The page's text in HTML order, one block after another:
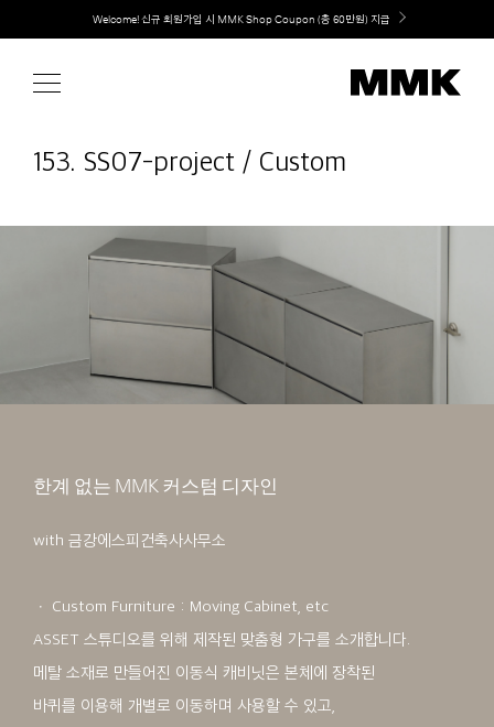
content
취향대로 완성하는 커스텀 아일랜드 키친, MMK The Island 출시
153. SS07-project / Custom
한계 없는 MMK 커스텀 디자인
with 금강에스피건축사사무소
ㆍ Custom Furniture : Moving Cabinet, etc
ASSET 스튜디오를 위해 제작된 맞춤형 가구를 소개합니다.
메탈 소재로 만들어진 이동식 캐비닛은 본체에 장착된
바퀴를 이용해 개별로 이동하며 사용할 수 있고,